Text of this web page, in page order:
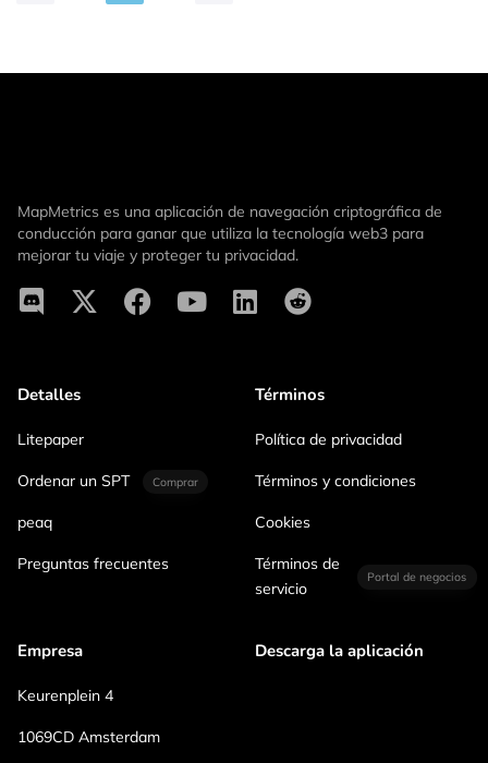
MapMetrics es una aplicación de navegación criptográfica de
conducción para ganar que utiliza la tecnología web3 para
mejorar tu viaje y proteger tu privacidad.
Detalles
Litepaper
Ordenar un SPT Comprar
peaq
Preguntas frecuentes
Términos
Política de privacidad
Términos y condiciones
Cookies
Términos de
servicio
Portal de negocios
Empresa
Keurenplein 4
1069CD Amsterdam
Descarga la aplicación